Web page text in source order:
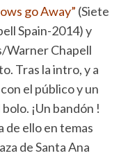
go Away” (Siete
Spain-2014) y
Warner Chapell
Tras la intro, y a
con el público y un
¡Un bandón !
de ello en temas
de Santa Ana